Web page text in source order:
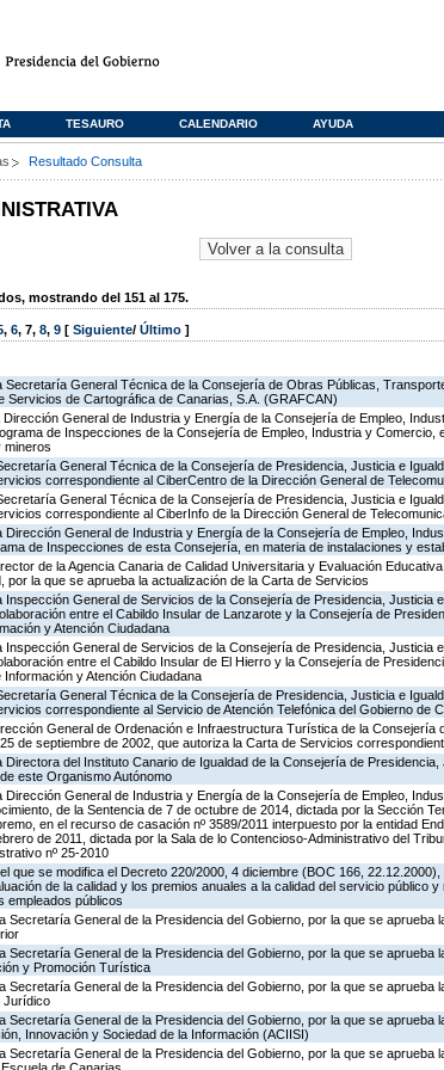
TESAURO CALENDARIO AYUDA
Resultado Consulta
mostrando del 151 al 175.
, 6, 7, 8, 9 [ Siguiente/ Último ]
Secretaría General Técnica de la Consejería de Obras Públicas,
Servicios de Cartográfica de Canarias, S.A. (GRAFCAN)
General de Industria y Energía de la Consejería de Empleo,
de Inspecciones de la Consejería de Empleo, Industria y Comercio,
mineros
General Técnica de la Consejería de Presidencia, Justicia e
correspondiente al CiberCentro de la Dirección General de
General Técnica de la Consejería de Presidencia, Justicia e
correspondiente al CiberInfo de la Dirección General de
Dirección General de Industria y Energía de la Consejería de Empleo,
de Inspecciones de esta Consejería, en materia de instalaciones y
de la Agencia Canaria de Calidad Universitaria y Evaluación
por la que se aprueba la actualización de la Carta de Servicios
Inspección General de Servicios de la Consejería de Presidencia, Justicia
entre el Cabildo Insular de Lanzarote y la Consejería de
y Atención Ciudadana
Inspección General de Servicios de la Consejería de Presidencia, Justicia
entre el Cabildo Insular de El Hierro y la Consejería de
y Atención Ciudadana
General Técnica de la Consejería de Presidencia, Justicia e
correspondiente al Servicio de Atención Telefónica del Gobierno de
General de Ordenación e Infraestructura Turística de la
de septiembre de 2002, que autoriza la Carta de Servicios
Directora del Instituto Canario de Igualdad de la Consejería de
este Organismo Autónomo
Dirección General de Industria y Energía de la Consejería de Empleo,
de la Sentencia de 7 de octubre de 2014, dictada por la Sección
en el recurso de casación nº 3589/2011 interpuesto por la entidad
de 2011, dictada por la Sala de lo Contencioso-Administrativo del
nº 25-2010
que se modifica el Decreto 220/2000, 4 diciembre (BOC 166,
de la calidad y los premios anuales a la calidad del servicio público
empleados públicos
Secretaría General de la Presidencia del Gobierno, por la que se aprueba
Secretaría General de la Presidencia del Gobierno, por la que se aprueba
y Promoción Turística
Secretaría General de la Presidencia del Gobierno, por la que se aprueba
Jurídico
Secretaría General de la Presidencia del Gobierno, por la que se aprueba
Innovación y Sociedad de la Información (ACIISI)
Secretaría General de la Presidencia del Gobierno, por la que se aprueba